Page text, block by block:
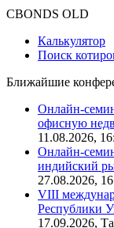
CBONDS OLD
Калькулятор
Поиск
Ближайшие
Онлайн-
офисную
11.08.2026,
Онлайн-
индийский
27.08.2026,
VIII
Республики
17.09.2026,